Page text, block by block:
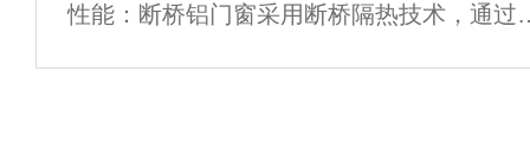
的可能性。 二、节能：在冬季，带
性能：断桥铝门窗采用断桥隔热技术，通过
型材中的隔热条有效阻断室内外热量传递，